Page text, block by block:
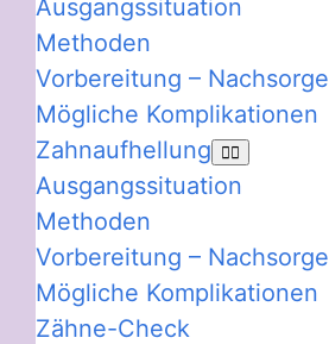
Ausgangssituation
Methoden
Vorbereitung – Nachsorge
Mögliche Komplikationen
Zahnaufhellung
Ausgangssituation
Methoden
Vorbereitung – Nachsorge
Mögliche Komplikationen
Zähne-Check